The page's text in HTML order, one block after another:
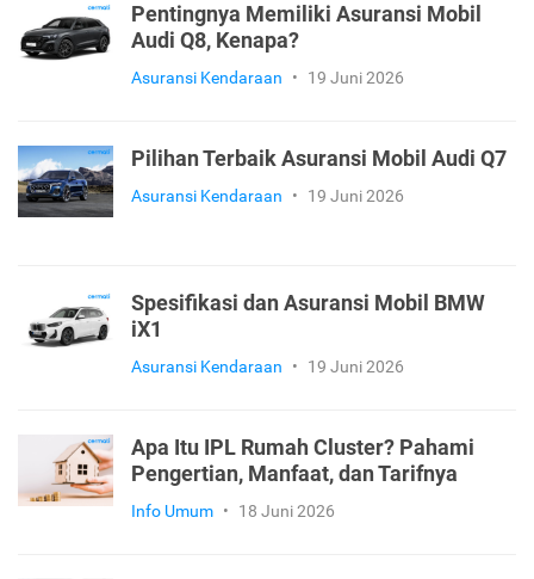
Pentingnya Memiliki Asuransi Mobil
Audi Q8, Kenapa?
Asuransi Kendaraan • 19 Juni 2026
Pilihan Terbaik Asuransi Mobil Audi Q7
Asuransi Kendaraan • 19 Juni 2026
Spesifikasi dan Asuransi Mobil BMW
iX1
Asuransi Kendaraan • 19 Juni 2026
Apa Itu IPL Rumah Cluster? Pahami
Pengertian, Manfaat, dan Tarifnya
Info Umum • 18 Juni 2026